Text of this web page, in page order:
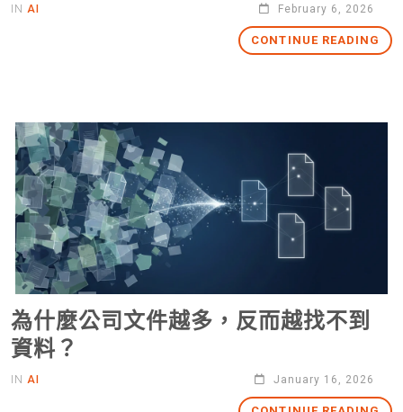
IN AI February 6, 2026
CONTINUE READING
為什麼公司文件越多，反而越找不到
資料？
IN AI January 16, 2026